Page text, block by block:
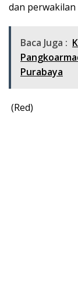
dan
Baca Juga :
Purabaya
(Red)